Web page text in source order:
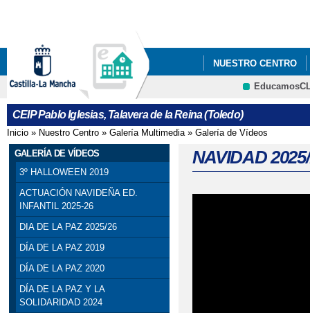
NUESTRO CENTRO
5ºY6º PODCAST_
CEIP Pablo Iglesias, Talavera de la Reina (Toledo)
Se encuentra usted aquí
Inicio » Nuestro Centro » Galería Multimedia» Galería de Vídeos
GALERÍA DE VÍDEOS
3º HALLOWEEN 2019
ACTUACIÓN NAVIDEÑA ED.
INFANTIL 2025-26
DIA DE LA PAZ 2025/26
DÍA DE LA PAZ 2019
DÍA DE LA PAZ 2020
DÍA DE LA PAZ Y LA
SOLIDARIDAD 2024
NAVIDAD